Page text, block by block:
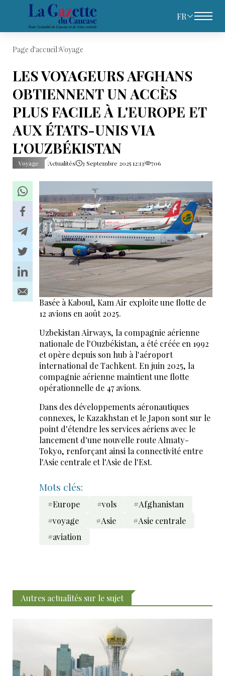
FR
Page d'accueil Voyage
LES VOYAGEURS AFGHANS
OBTIENNENT UN ACCÈS
PLUS FACILE À L'EUROPE ET
AUX ÉTATS-UNIS VIA
L'OUZBÉKISTAN
Voyage Actualités 3 Septembre 2025 12:13 706
Basée à Kaboul, Kam Air exploite une flotte de
12 avions en août 2025.
Uzbekistan Airways, la compagnie aérienne
nationale de l'Ouzbékistan, a été créée en 1992
et opère depuis son hub à l'aéroport
international de Tachkent. En juin 2025, la
compagnie aérienne maintient une flotte
opérationnelle de 47 avions.
Dans des développements aéronautiques
connexes, le Kazakhstan et le Japon sont sur le
point d'étendre les services aériens avec le
lancement d'une nouvelle route Almaty-
Tokyo, renforçant ainsi la connectivité entre
l'Asie centrale et l'Asie de l'Est.
Mots clés:
#Europe #vols
#Afghanistan
#voyage
#Asie
#Asie centrale
#aviation
Autres actualités sur le sujet